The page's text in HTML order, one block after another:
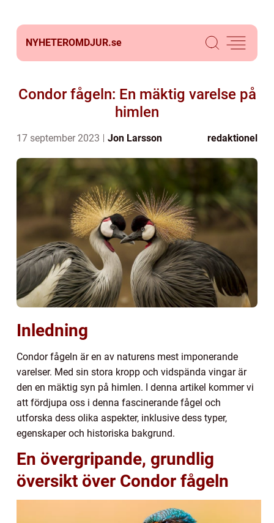
NYHETEROMDJUR.se
Condor fågeln: En mäktig varelse på
himlen
17 september 2023 Jon Larsson redaktionel
Inledning
Condor fågeln är en av naturens mest imponerande
varelser. Med sin stora kropp och vidspända vingar är
den en mäktig syn på himlen. I denna artikel kommer vi
att fördjupa oss i denna fascinerande fågel och
utforska dess olika aspekter, inklusive dess typer,
egenskaper och historiska bakgrund.
En övergripande, grundlig
översikt över Condor fågeln